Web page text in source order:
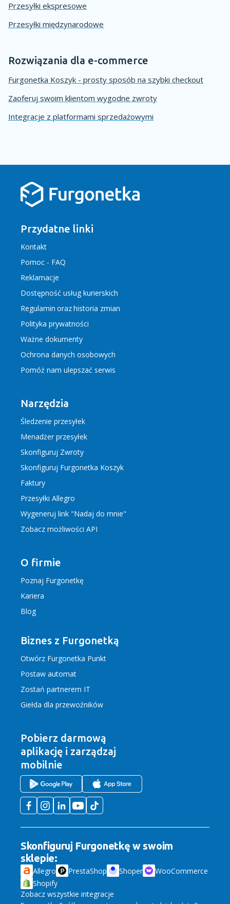
Przesyłki ekspresowe
Przesyłki międzynarodowe
Rozwiązania dla e-commerce
Furgonetka Koszyk - prosty sposób na szybki checkout
Zaoferuj swoim klientom wygodne zwroty
Integracje z platformami sprzedażowymi
Przydatne linki
Kontakt
Pomoc - FAQ
Reklamacje
Dostępność usług kurierskich
Regulamin orazhistoria zmian
Polityka prywatności
Ważne dokumenty
Ochrona danych osobowych
Pomóż nam ulepszać serwis
Narzędzia
Śledzenie przesyłek
Menadżer przesyłek
Skonfiguruj Zwroty
Skonfiguruj Furgonetka Koszyk
Faktury
Przesyłki Allegro
Wygeneruj link "Nadaj do mnie"
Zobacz możliwości API
O firmie
Poznaj Furgonetkę
Kariera
Blog
Biznes z Furgonetką
Otwórz Furgonetka Punkt
Postaw automat
Zostań partnerem IT
Giełda dla przewoźników
Pobierz darmową
aplikację i zarządzaj
mobilnie
Skonfiguruj Furgonetkę w swoim
sklepie:
Allegro PrestaShop Shoper
WooCommerce
Shopify
Zobacz wszystkie integracje